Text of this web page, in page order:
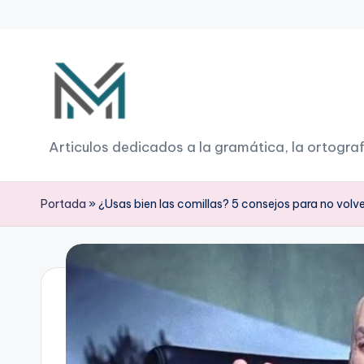
contenido
G
r
a
m
Articulos dedicados a la gramática, la
Portada »¿Usas bien las comillas? 5 consejos para no